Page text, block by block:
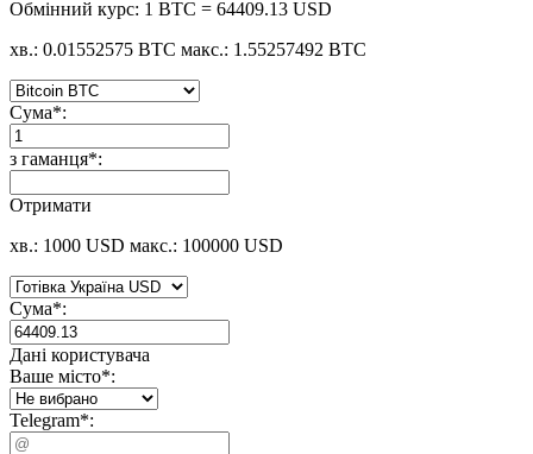
Обмінний курс: 1 BTC = 64409.13 USD
хв.: 0.01552575 BTC макс.: 1.55257492 BTC
Сума*:
з гаманця*:
Отримати
хв.: 1000 USD макс.: 100000 USD
Сума*:
Дані користувача
Ваше місто*:
Telegram*: